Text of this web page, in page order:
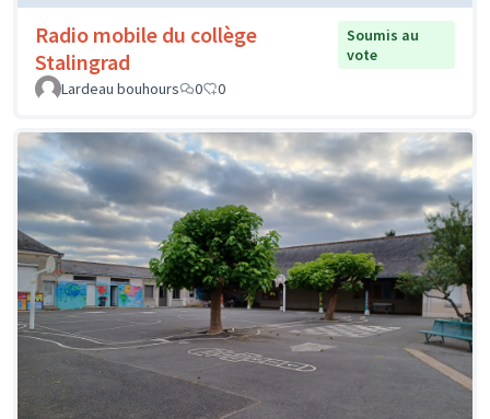
Radio mobile du collège
Stalingrad
Soumis au
vote
Lardeau bouhours
0 0